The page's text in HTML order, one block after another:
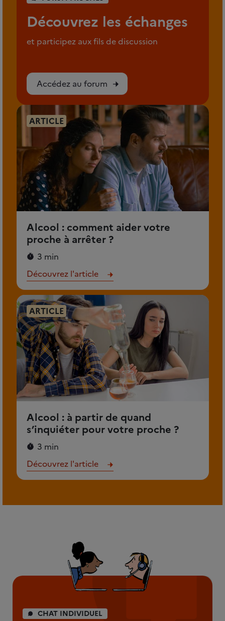
Découvrez les échanges
et participez aux fils de discussion
Accédez au forum
ARTICLE
Alcool : comment aider votre
proche à arrêter ?
3 min
Découvrez l'article
ARTICLE
Alcool : à partir de quand
s’inquiéter pour votre proche ?
3 min
Découvrez l'article
CHAT INDIVIDUEL